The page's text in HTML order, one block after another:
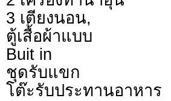
3 เตียงนอน,
ตู้เสื้อผ้าแบบ
Buit in
ชุดรับแขก
โต๊ะรับประทานอาหาร